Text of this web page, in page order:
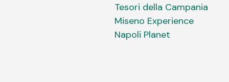
Tesori della Campania
Miseno Experience
Napoli Planet